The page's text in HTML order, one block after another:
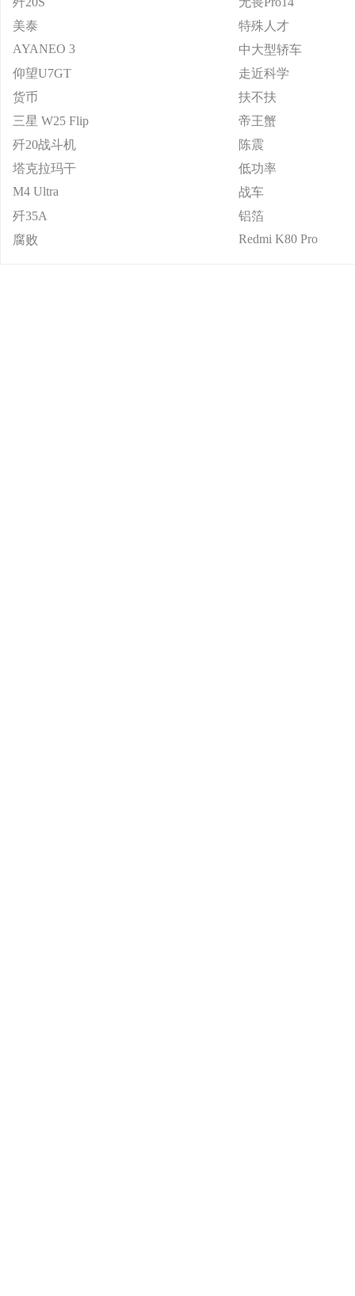
美泰
特殊人才
AYANEO 3
中大型轿车
仰望U7GT
走近科学
货币
扶不扶
三星 W25 Flip
帝王蟹
歼20战斗机
陈震
塔克拉玛干
低功率
M4 Ultra
战车
歼35A
铝箔
腐败
Redmi K80 Pro